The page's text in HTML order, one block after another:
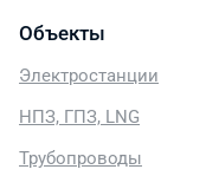
Объекты
Электростанции
НПЗ, ГПЗ, LNG
Трубопроводы